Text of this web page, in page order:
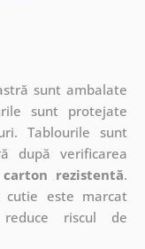
sunt ambalate
sunt protejate
Tablourile sunt
după verificarea
rezistentă.
cutie este marcat
riscul de